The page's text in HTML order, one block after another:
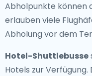
Abholpunkte können
erlauben viele
Abholung vor dem
Hotel-Shuttlebusse
Hotels zur